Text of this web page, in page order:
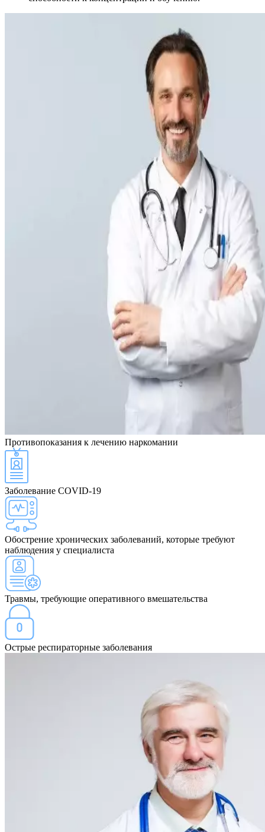
Противопоказания к лечению наркомании
Заболевание COVID-19
Обострение хронических заболеваний, которые требуют
наблюдения у специалиста
Травмы, требующие оперативного вмешательства
Острые респираторные заболевания